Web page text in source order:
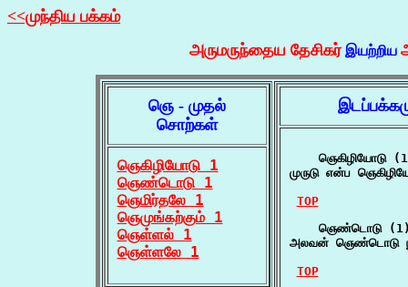
<<முந்திய பக்கம்
அருமருந்தைய தேசிகர் இயற்றிய
ஞெ - முதல்
சொற்கள்
ஞெகிழியோடு 1
ஞெண்டொடு 1
ஞெமிர்தலே 1
ஞெமுங்கற்கும் 1
ஞெள்ளல் 1
ஞெள்ளலே 1
ஞெகிழியோடு
முருடு என்ப
TOP
ஞெண்டொடு
அலவன் ஞெண்டொடு
TOP